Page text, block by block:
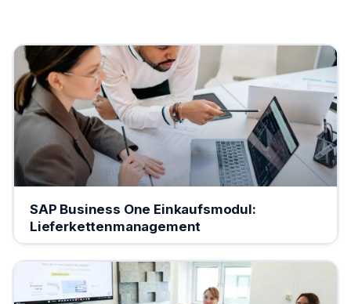
SAP Business One Einkaufsmodul:
Lieferkettenmanagement